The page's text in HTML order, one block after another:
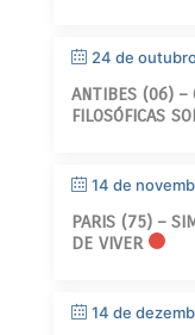
24 de
ANTIBES (06) –
FILOSÓFICAS
14 de
PARIS (75) –
DE VIVER
14 de